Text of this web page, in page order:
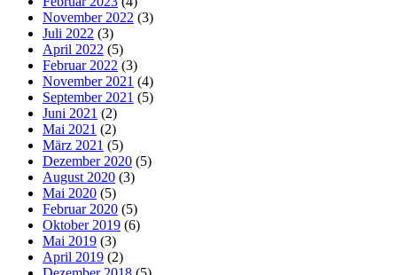
November 2022 (3)
Juli 2022 (3)
April 2022 (5)
Februar 2022 (3)
November 2021 (4)
September 2021 (5)
Juni 2021 (2)
Mai 2021 (2)
März 2021 (5)
Dezember 2020 (5)
August 2020 (3)
Mai 2020 (5)
Februar 2020 (5)
Oktober 2019 (6)
Mai 2019 (3)
April 2019 (2)